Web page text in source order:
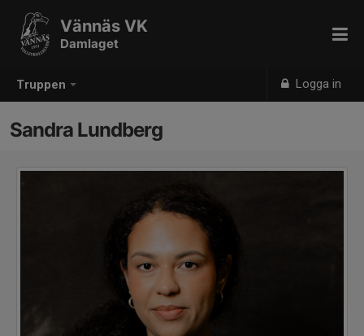
Truppen Logga in
Vännäs VK
Damlaget
Sandra Lundberg